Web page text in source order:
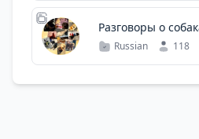
Разговоры о
Троицке
Russian 118